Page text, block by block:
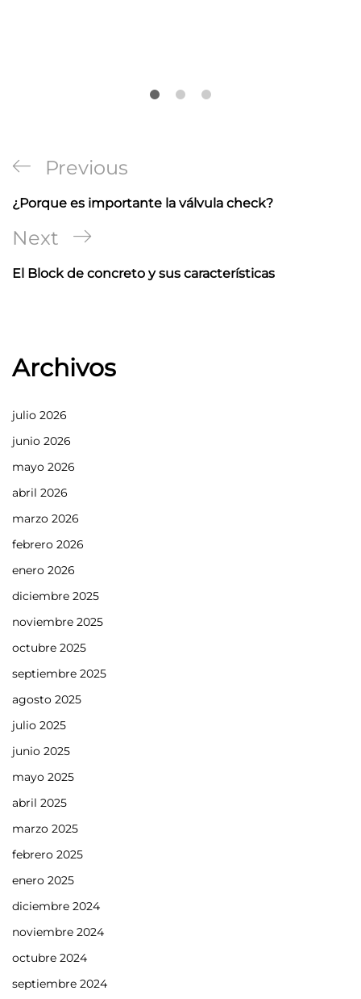
Navegación
de
entradas
Previous
Post
Previous
¿Porque es importante la válvula check?
Next
Post
Next
El Block de concreto y sus características
Archivos
julio 2026
junio 2026
mayo 2026
abril 2026
marzo 2026
febrero 2026
enero 2026
diciembre 2025
noviembre 2025
octubre 2025
septiembre 2025
agosto 2025
julio 2025
junio 2025
mayo 2025
abril 2025
marzo 2025
febrero 2025
enero 2025
diciembre 2024
noviembre 2024
octubre 2024
septiembre 2024